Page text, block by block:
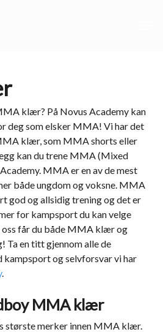
klær? På Novus Academy kan
deg som elsker MMA! Vi har det
klær, som MMA shorts eller
kan du trene MMA (Mixed
MMA er en av de mest
både ungdom og voksne. MMA
god og allsidig trening og det er
for kampsport du kan velge
oss får du både MMA klær og
en titt gjennom alle de
kampsport og selvforsvar vi har
.
MMA klær
største merker innen MMA klær.